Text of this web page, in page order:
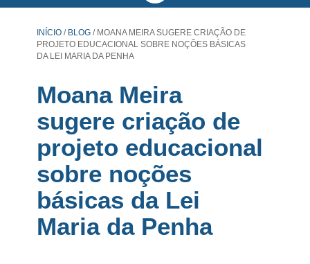
INÍCIO / BLOG /MOANA MEIRA SUGERE CRIAÇÃO DE
PROJETO EDUCACIONAL SOBRE NOÇÕES BÁSICAS
DA LEI MARIA DA PENHA
Moana Meira
sugere criação de
projeto educacional
sobre noções
básicas da Lei
Maria da Penha